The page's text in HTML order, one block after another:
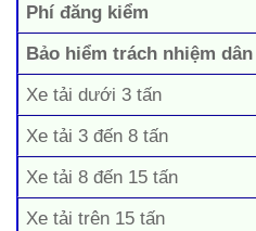
Phí đăng kiểm
Bảo hiểm trách nhiệm
Xe tải dưới 3 tấn
Xe tải 3 đến 8 tấn
Xe tải 8 đến 15 tấn
Xe tải trên 15 tấn